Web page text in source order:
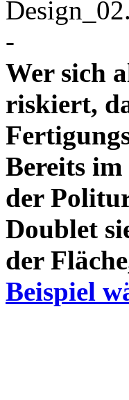
-
Wer sich
riskiert,
Bereits
der
Doublet
der
Beispiel